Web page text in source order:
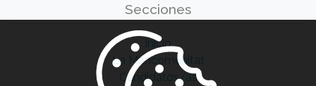
Secciones
Inicio
La Mancomunitat
Candidatos/as